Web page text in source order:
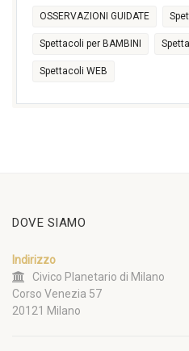
OSSERVAZIONI GUIDATE
Spettacoli per BAMBINI
Spettacoli WEB
DOVE SIAMO
Indirizzo
Civico Planetario di Milano
Corso Venezia 57
20121 Milano